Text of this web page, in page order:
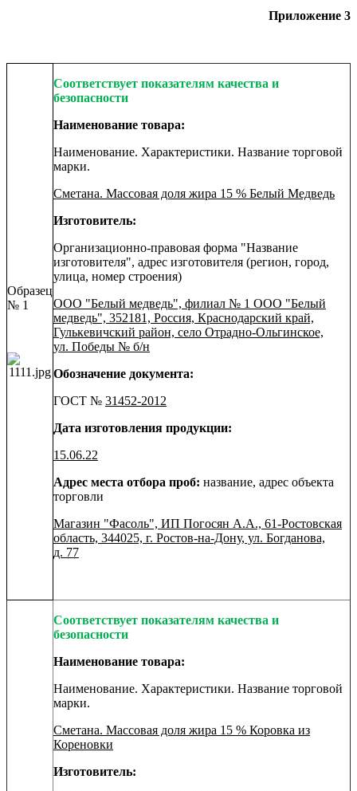
Приложение 3
Образец
№ 1
Соответствует показателям качества и
безопасности
Наименование товара:
Наименование. Характеристики. Название торговой
марки.
Сметана. Массовая доля жира 15 % Белый Медведь
Изготовитель:
Организационно-правовая форма "Название
изготовителя", адрес изготовителя (регион, город,
улица, номер строения)
ООО "Белый медведь", филиал № 1 ООО "Белый
медведь", 352181, Россия, Краснодарский край,
Гулькевичский район, село Отрадно-Ольгинское,
ул. Победы № б/н
Обозначение документа:
ГОСТ № 31452-2012
Дата изготовления продукции:
15.06.22
Адрес места отбора проб: название, адрес объекта
торговли
Магазин "Фасоль", ИП Погосян А.А., 61-Ростовская
область, 344025, г. Ростов-на-Дону, ул. Богданова,
д. 77
Соответствует показателям качества и
безопасности
Наименование товара:
Наименование. Характеристики. Название торговой
марки.
Сметана. Массовая доля жира 15 % Коровка из
Кореновки
Изготовитель: